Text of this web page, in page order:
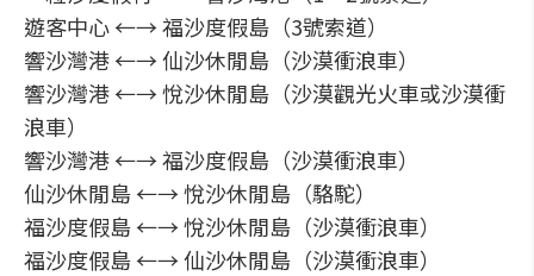
遊客中心 ←→ 福沙度假島（3號索道）
響沙灣港 ←→ 仙沙休閒島（沙漠衝浪車）
響沙灣港 ←→ 悅沙休閒島（沙漠觀光火車或沙漠衝
浪車）
響沙灣港 ←→ 福沙度假島（沙漠衝浪車）
仙沙休閒島 ←→ 悅沙休閒島（駱駝）
福沙度假島 ←→ 悅沙休閒島（沙漠衝浪車）
福沙度假島 ←→ 仙沙休閒島（沙漠衝浪車）